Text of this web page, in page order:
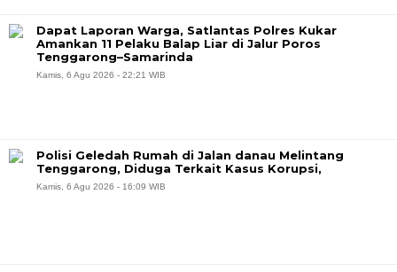
Dapat Laporan Warga, Satlantas Polres Kukar
Amankan 11 Pelaku Balap Liar di Jalur Poros
Tenggarong–Samarinda
Kamis, 6 Agu 2026 - 22:21 WIB
Polisi Geledah Rumah di Jalan danau Melintang
Tenggarong, Diduga Terkait Kasus Korupsi,
Kamis, 6 Agu 2026 - 16:09 WIB